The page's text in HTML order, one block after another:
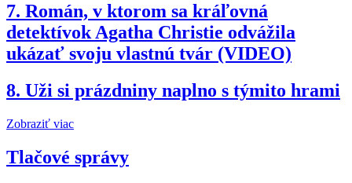
7. Román, v ktorom sa kráľovná
detektívok Agatha Christie odvážila
ukázať svoju vlastnú tvár (VIDEO)
8. Uži si prázdniny naplno s týmito hrami
Zobraziť viac
Tlačové správy